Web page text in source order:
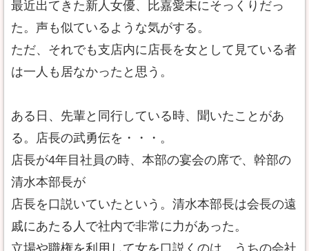
最近出てきた新人女優、比嘉愛未にそっくりだっ
た。声も似ているような気がする。
ただ、それでも支店内に店長を女として見ている者
は一人も居なかったと思う。
ある日、先輩と同行している時、聞いたことがあ
る。店長の武勇伝を・・・。
店長が4年目社員の時、本部の宴会の席で、幹部の
清水本部長が
店長を口説いていたという。清水本部長は会長の遠
戚にあたる人で社内で非常に力があった。
立場や職権を利用して女を口説くのは、うちの会社